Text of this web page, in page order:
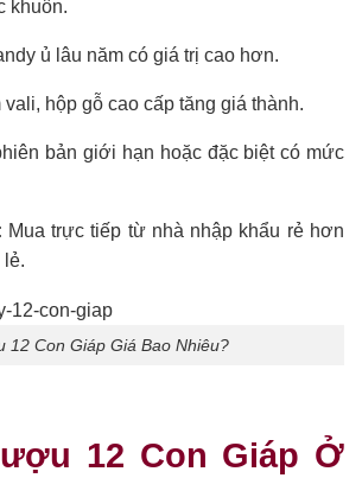
khuôn.
ủ lâu năm có giá trị cao hơn.
vali, hộp gỗ cao cấp tăng giá thành.
bản giới hạn hoặc đặc biệt có mức
Mua trực tiếp từ nhà nhập khẩu rẻ hơn
lẻ.
12 Con Giáp Giá Bao Nhiêu?
12 Con Giáp Ở